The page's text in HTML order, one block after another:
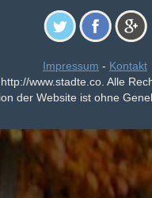
Impressum - Kontakt
www.stadte.co. Alle
der Website ist ohne